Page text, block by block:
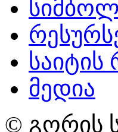
საიტის
მედია
© გორის